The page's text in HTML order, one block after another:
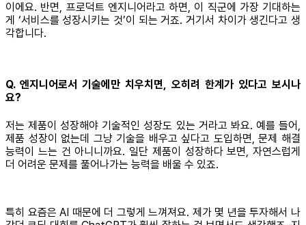
이에요. 반면, 프로덕트 엔지니어라고 하면, 이 직군에 가장 기대하는
게 ‘서비스를 성장시키는 것’이 되는 거죠. 거기서 차이가 생긴다고 생
각합니다.
Q. 엔지니어로서 기술에만 치우치면, 오히려 한계가 있다고 보시나
요?
저는 제품이 성장해야 기술적인 성장도 있는 거라고 봐요. 예를 들어,
제품 성장이 없는데 그냥 기술을 배우고 싶다고 도입하면, 문제 해결
능력이 느는 건 아니니까요. 일단 제품이 성장하다 보면, 자연스럽게
더 어려운 문제를 풀어나가는 능력을 배울 수 있죠.
특히 요즘은 AI 때문에 더 그렇게 느껴져요. 제가 몇 년을 투자해서 나